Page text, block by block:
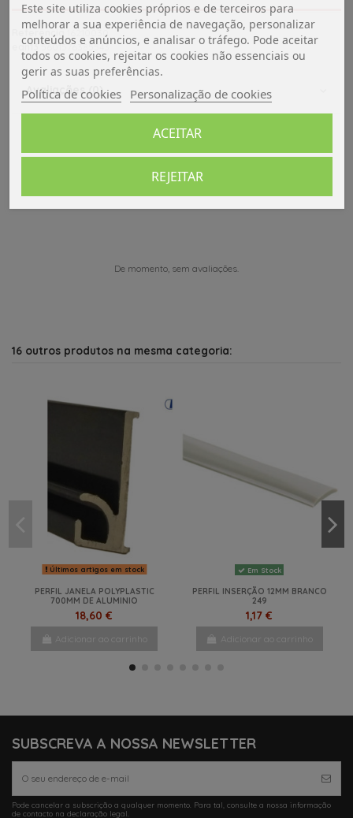
Referência 16210030
ean13 5601576385543
Avaliações (0)
De momento, sem avaliações.
16 outros produtos na mesma categoria:
Últimos artigos em stock
PERFIL JANELA POLYPLASTIC
700MM DE ALUMINIO
18,60 €
Adicionar ao carrinho
Em Stock
PERFIL INSERÇÃO 12MM BRANCO
249
1,17 €
Adicionar ao carrinho
Em Stock
SUBSCREVA A NOSSA NEWSLETTER
Pode cancelar a subscrição a qualquer momento. Para tal, consulte a nossa informação
de contacto na declaração legal.
Este site utiliza cookies próprios e de terceiros para
melhorar a sua experiência de navegação, personalizar
conteúdos e anúncios, e analisar o tráfego. Pode aceitar
todos os cookies, rejeitar os cookies não essenciais ou
gerir as suas preferências.
Política de cookies Personalização de cookies
REJEITAR
ACEITAR